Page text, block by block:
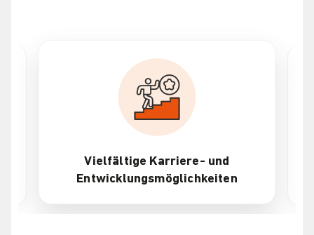
Vielfältige Karriere- und
Entwicklungsmöglichkeiten